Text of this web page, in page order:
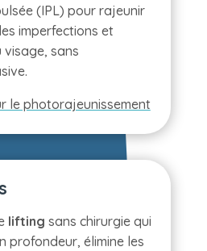
(IPL) pour rajeunir
imperfections et
visage, sans
le photorajeunissement
lifting sans chirurgie qui
profondeur, élimine les